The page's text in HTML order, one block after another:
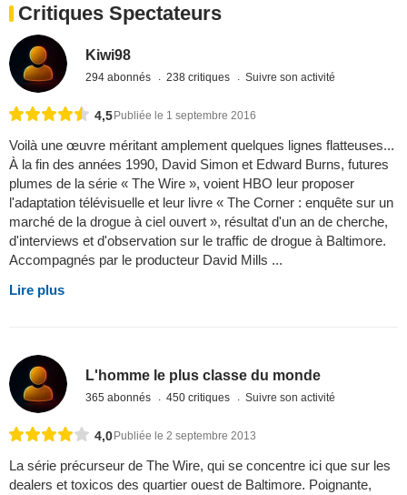
Critiques Spectateurs
Kiwi98
294 abonnés 238 critiques Suivre son activité
4,5Publiée le 1 septembre 2016
Voilà une œuvre méritant amplement quelques lignes flatteuses...
À la fin des années 1990, David Simon et Edward Burns, futures
plumes de la série « The Wire », voient HBO leur proposer
l'adaptation télévisuelle et leur livre « The Corner : enquête sur un
marché de la drogue à ciel ouvert », résultat d'un an de cherche,
d'interviews et d'observation sur le traffic de drogue à Baltimore.
Accompagnés par le producteur David Mills ...
Lire plus
L'homme le plus classe du monde
365 abonnés 450 critiques Suivre son activité
4,0 Publiée le 2 septembre 2013
La série précurseur de The Wire, qui se concentre ici que sur les
dealers et toxicos des quartier ouest de Baltimore. Poignante,